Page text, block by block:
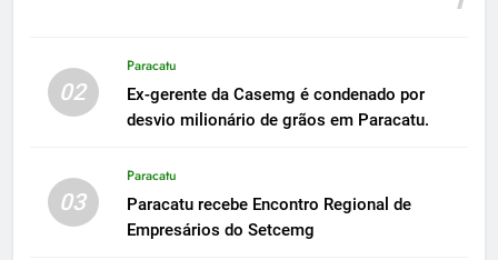
02
Paracatu
Ex-gerente da Casemg é condenado por
desvio milionário de grãos em Paracatu.
03
Paracatu
Paracatu recebe Encontro Regional de
Empresários do Setcemg